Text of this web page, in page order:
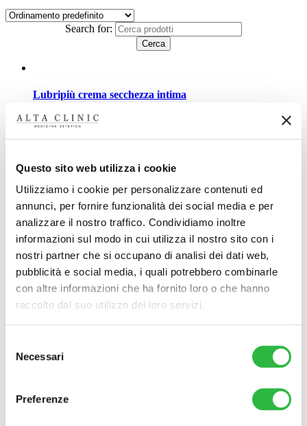
Questo sito web utilizza i cookie
Utilizziamo i cookie per personalizzare contenuti ed
annunci, per fornire funzionalità dei social media e per
analizzare il nostro traffico. Condividiamo inoltre
informazioni sul modo in cui utilizza il nostro sito con i
nostri partner che si occupano di analisi dei dati web,
pubblicità e social media, i quali potrebbero combinarle
con altre informazioni che ha fornito loro o che hanno
raccolto dal suo utilizzo dei loro servizi.
delNecessari
Preferenze
Search for:
Lubripiù crema secchezza intima
€19
Lubripiù olio latte detergente secchezze intima
Aggiungi al carrello
Largo Nicolò Rezzara 3
24122 Bergamo
Tel. +39 035 5295470
Lifting liquido